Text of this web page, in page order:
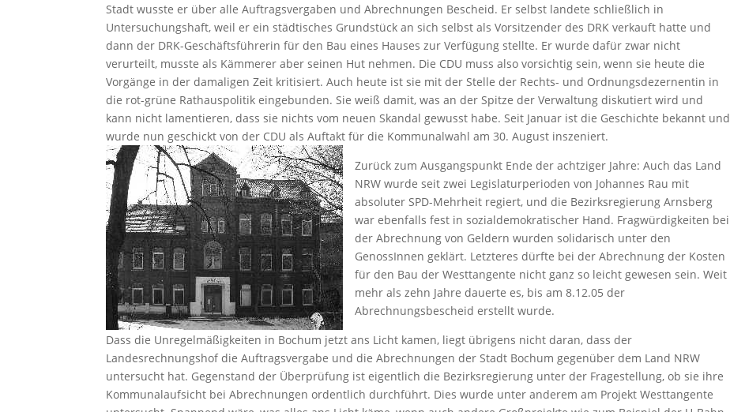
Stadt wusste er über alle Auftragsvergaben und Abrechnungen Bescheid. Er selbst landete schließlich in
Untersuchungshaft, weil er ein städtisches Grundstück an sich selbst als Vorsitzender des DRK verkauft hatte und
dann der DRK-Geschäftsführerin für den Bau eines Hauses zur Verfügung stellte. Er wurde dafür zwar nicht
verurteilt, musste als Kämmerer aber seinen Hut nehmen. Die CDU muss also vorsichtig sein, wenn sie heute die
Vorgänge in der damaligen Zeit kritisiert. Auch heute ist sie mit der Stelle der Rechts- und Ordnungsdezernentin in
die rot-grüne Rathauspolitik eingebunden. Sie weiß damit, was an der Spitze der Verwaltung diskutiert wird und
kann nicht lamentieren, dass sie nichts vom neuen Skandal gewusst habe. Seit Januar ist die Geschichte bekannt und
wurde nun geschickt von der CDU als Auftakt für die Kommunalwahl am 30. August inszeniert.
Zurück zum Ausgangspunkt Ende der achtziger Jahre: Auch das Land
NRW wurde seit zwei Legislaturperioden von Johannes Rau mit
absoluter SPD-Mehrheit regiert, und die Bezirksregierung Arnsberg
war ebenfalls fest in sozialdemokratischer Hand. Fragwürdigkeiten bei
der Abrechnung von Geldern wurden solidarisch unter den
GenossInnen geklärt. Letzteres dürfte bei der Abrechnung der Kosten
für den Bau der Westtangente nicht ganz so leicht gewesen sein. Weit
mehr als zehn Jahre dauerte es, bis am 8.12.05 der
Abrechnungsbescheid erstellt wurde.
Dass die Unregelmäßigkeiten in Bochum jetzt ans Licht kamen, liegt übrigens nicht daran, dass der
Landesrechnungshof die Auftragsvergabe und die Abrechnungen der Stadt Bochum gegenüber dem Land NRW
untersucht hat. Gegenstand der Überprüfung ist eigentlich die Bezirksregierung unter der Fragestellung, ob sie ihre
Kommunalaufsicht bei Abrechnungen ordentlich durchführt. Dies wurde unter anderem am Projekt Westtangente